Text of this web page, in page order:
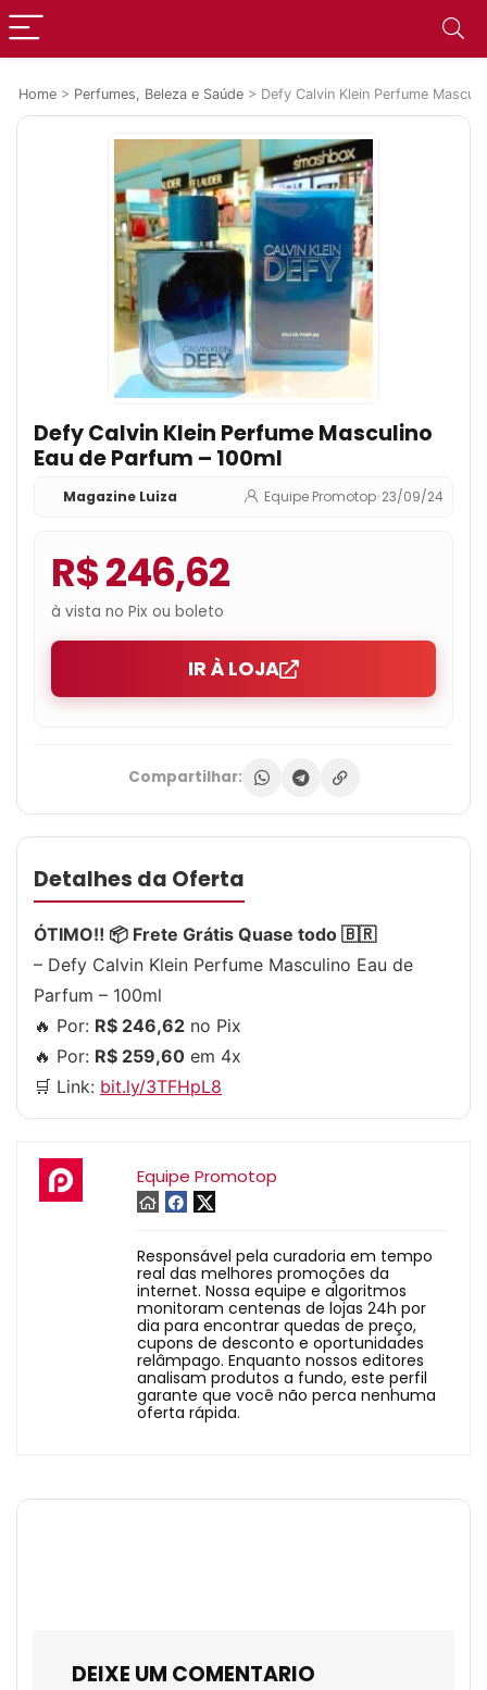
Home > Perfumes, Beleza e Saúde > Defy Calvin Klein Perfume
Defy Calvin Klein Perfume Masculino
Eau de Parfum – 100ml
Magazine Luiza Equipe Promotop•23/09/24
R$ 246,62
à vista no Pix ou boleto
IR À LOJA
Compartilhar:
Detalhes da Oferta
ÓTIMO‼️ 📦 Frete Grátis Quase todo 🇧🇷
– Defy Calvin Klein Perfume Masculino Eau de
Parfum – 100ml
🔥 Por: R$ 246,62 no Pix
🔥 Por: R$ 259,60 em 4x
🛒 Link: bit.ly/3TFHpL8
Equipe Promotop
Responsável pela curadoria em tempo
real das melhores promoções da
internet. Nossa equipe e algoritmos
monitoram centenas de lojas 24h por
dia para encontrar quedas de preço,
cupons de desconto e oportunidades
relâmpago. Enquanto nossos editores
analisam produtos a fundo, este perfil
garante que você não perca nenhuma
oferta rápida.
DEIXE UM COMENTARIO